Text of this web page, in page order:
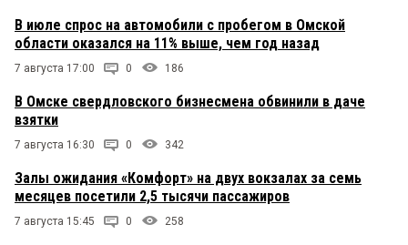
В июле спрос на автомобили с пробегом в Омской
области оказался на 11% выше, чем год назад
7 августа 17:00 0 186
В Омске свердловского бизнесмена обвинили в даче
взятки
7 августа 16:30 0 342
Залы ожидания «Комфорт» на двух вокзалах за семь
месяцев посетили 2,5 тысячи пассажиров
7 августа 15:45 0 258